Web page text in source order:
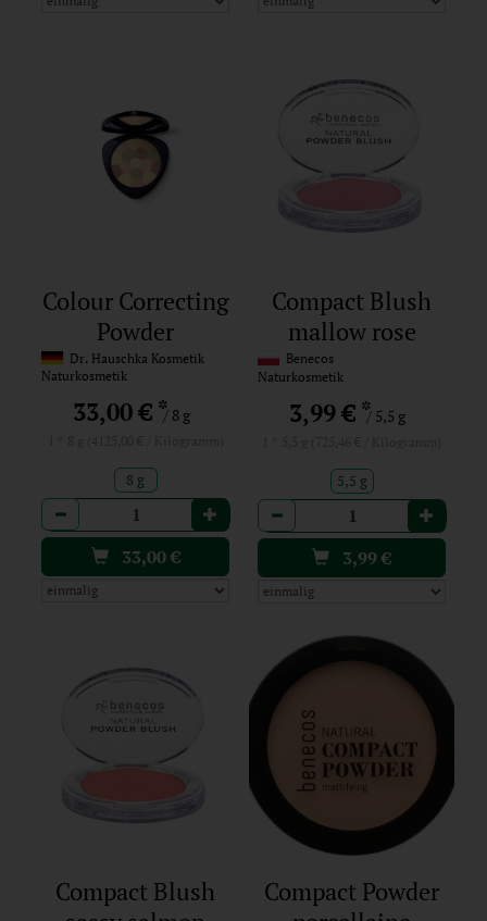
Colour Correcting
Powder
translucent 00
Dr. Hauschka Kosmetik
Naturkosmetik
33,00 €*/ 8 g
8 g
Anzahl
33,00€
Compact Blush
mallow rose
Benecos
Naturkosmetik
3,99 € */ 5,5 g
5,5 g
Anzahl
3,99€
Compact Blush
Compact Powder